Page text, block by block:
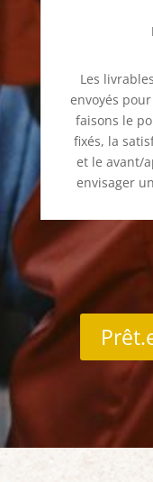
Les
envoyés
faisons le
fixés, la
et le avant/
envisager